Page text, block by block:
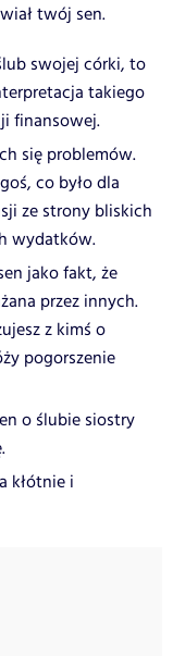
twój sen.
swojej córki, to
takiego
finansowej.
się problemów.
co było dla
ze strony bliskich
wydatków.
jako fakt, że
przez innych.
z kimś o
pogorszenie
o ślubie siostry
kłótnie i